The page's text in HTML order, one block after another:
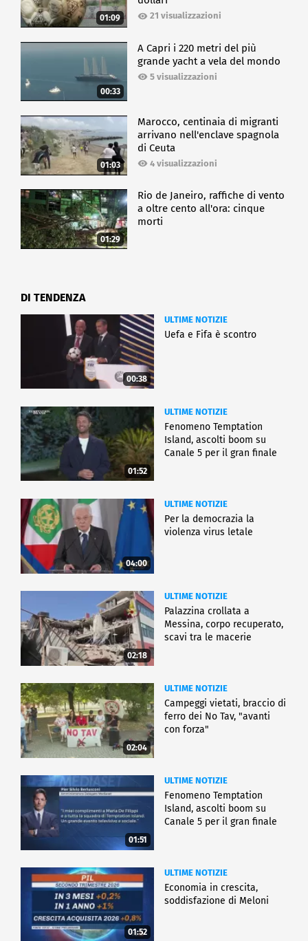
01:09 21 visualizzazioni
00:33
A Capri i 220 metri del più
grande yacht a vela del mondo
5 visualizzazioni
01:03
Marocco, centinaia di migranti
arrivano nell'enclave spagnola
di Ceuta
4 visualizzazioni
01:29
Rio de Janeiro, raffiche di vento
a oltre cento all'ora: cinque
morti
DI TENDENZA
00:38
ULTIME NOTIZIE
Uefa e Fifa è scontro
01:52
ULTIME NOTIZIE
Fenomeno Temptation
Island, ascolti boom su
Canale 5 per il gran finale
04:00
ULTIME NOTIZIE
Per la democrazia la
violenza virus letale
02:18
ULTIME NOTIZIE
Palazzina crollata a
Messina, corpo recuperato,
scavi tra le macerie
02:04
ULTIME NOTIZIE
Campeggi vietati, braccio di
ferro dei No Tav, "avanti
con forza"
01:51
ULTIME NOTIZIE
Fenomeno Temptation
Island, ascolti boom su
Canale 5 per il gran finale
01:52
ULTIME NOTIZIE
Economia in crescita,
soddisfazione di Meloni